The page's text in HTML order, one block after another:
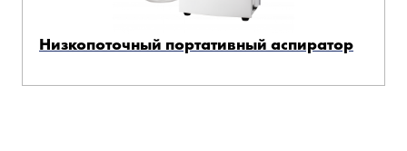
Низкопоточный портативный аспиратор